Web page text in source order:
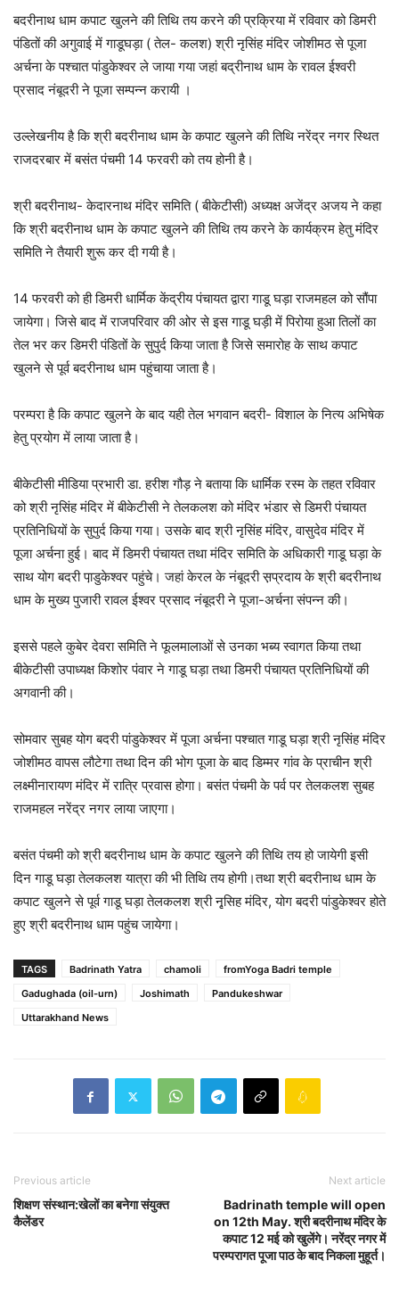
बदरीनाथ धाम कपाट खुलने की तिथि तय करने की प्रक्रिया में रविवार को डिमरी
पंडितों की अगुवाई में गाडूघड़ा ( तेल- कलश) श्री नृसिंह मंदिर जोशीमठ से पूजा
अर्चना के पश्चात पांडुकेश्वर ले जाया गया जहां बद्रीनाथ धाम के रावल ईश्वरी
प्रसाद नंबूदरी ने पूजा सम्पन्न करायी ।
उल्लेखनीय है कि श्री बदरीनाथ धाम के कपाट खुलने की तिथि नरेंद्र नगर स्थित
राजदरबार में बसंत पंचमी 14 फरवरी को तय होनी है।
श्री बदरीनाथ- केदारनाथ मंदिर समिति ( बीकेटीसी) अध्यक्ष अजेंद्र अजय ने कहा
कि श्री बदरीनाथ धाम के कपाट खुलने की तिथि तय करने के कार्यक्रम हेतु मंदिर
समिति ने तैयारी शुरू कर दी गयी है।
14 फरवरी को ही डिमरी धार्मिक केंद्रीय पंचायत द्वारा गाडू घड़ा राजमहल को सौंपा
जायेगा। जिसे बाद में राजपरिवार की ओर से इस गाडू घड़ी में पिरोया हुआ तिलों का
तेल भर कर डिमरी पंडितों के सुपुर्द किया जाता है जिसे समारोह के साथ कपाट
खुलने से पूर्व बदरीनाथ धाम पहुंचाया जाता है।
परम्परा है कि कपाट खुलने के बाद यही तेल भगवान बदरी- विशाल के नित्य अभिषेक
हेतु प्रयोग में लाया जाता है।
बीकेटीसी मीडिया प्रभारी डा. हरीश गौड़ ने बताया कि धार्मिक रस्म के तहत रविवार
को श्री नृसिंह मंदिर में बीकेटीसी ने तेलकलश को मंदिर भंडार से डिमरी पंचायत
प्रतिनिधियों के सुपुर्द किया गया। उसके बाद श्री नृसिंह मंदिर, वासुदेव मंदिर में
पूजा अर्चना हुई। बाद में डिमरी पंचायत तथा मंदिर समिति के अधिकारी गाडू घड़ा के
साथ योग बदरी पा़डुकेश्वर पहुंचे। जहां केरल के नंबूदरी स़प्रदाय के श्री बदरीनाथ
धाम के मुख्य पुजारी रावल ईश्वर प्रसाद नंबूदरी ने पूजा-अर्चना संपन्न की।
इससे पहले कुबेर देवरा समिति ने फूलमालाओं से उनका भब्य स्वागत किया‌ तथा
बीकेटीसी उपाध्यक्ष किशोर पंवार ने गाडू घड़ा तथा डिमरी पंचायत प्रतिनिधियों की
अगवानी की।
सोमवार सुबह योग बदरी पांडुकेश्वर में पूजा अर्चना पश्चात गाडू घड़ा श्री नृसिंह मंदिर
जोशीमठ वापस लौटेगा तथा दिन की भोग पूजा के बाद डिम्मर गांव के प्राचीन श्री
लक्ष्मीनारायण मंदिर में रात्रि प्रवास होगा। बसंत पंचमी के पर्व पर तेलकलश सुबह
राजमहल नरेंद्र नगर लाया जाएगा।
बसंत पंचमी को श्री बदरीनाथ धाम के कपाट खुलने की तिथि तय हो जायेगी इसी
दिन गाडू घड़ा तेलकलश यात्रा की भी तिथि तय होगी।तथा श्री बदरीनाथ धाम के
कपाट खुलने से पूर्व गाडू घड़ा तेलकलश श्री नृसि़ह मंदिर, योग बदरी पांडुकेश्वर होते
हुए श्री बदरीनाथ धाम पहुंच जायेगा।
TAGS Badrinath Yatra chamoli
fromYoga Badri temple
Gadughada (oil-urn)
Joshimath
Pandukeshwar
Uttarakhand News
Previous article
शिक्षण संस्थान:खेलों का बनेगा संयुक्त
कैलेंडर
Next article
Badrinath temple will open
on 12th May. श्री बदरीनाथ मंदिर के
कपाट 12 मई को खुलेंगे। नरेंद्र नगर में
परम्परागत पूजा पाठ के बाद निकला मुहूर्त।